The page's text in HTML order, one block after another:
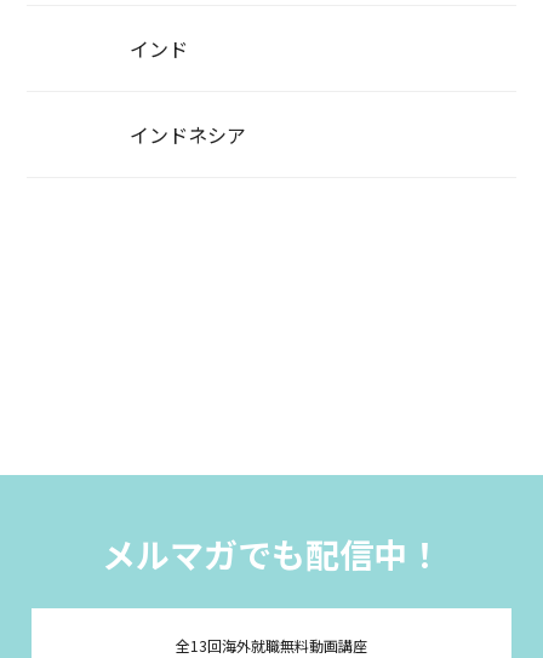
インド
インドネシア
メルマガでも配信中！
全13回海外就職無料動画講座